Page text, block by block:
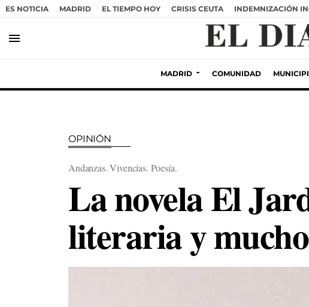
ES NOTICIA MADRID EL TIEMPO HOY CRISIS CEUTA INDEMNIZACIÓN
menu
MADRID COMUNIDAD
OPINIÓN
Andanzas. Vivencias. Poesía.
La novela El
literaria y